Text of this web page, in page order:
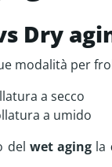
Rollen
Dry
modalità per
a secco
a umido
del wet aging la